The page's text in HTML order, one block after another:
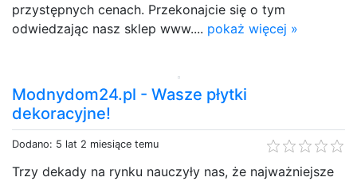
przystępnych cenach. Przekonajcie się o tym
odwiedzając nasz sklep www.... pokaż więcej »
Modnydom24.pl - Wasze płytki
dekoracyjne!
Dodano: 5 lat 2 miesiące temu
Trzy dekady na rynku nauczyły nas, że najważniejsze